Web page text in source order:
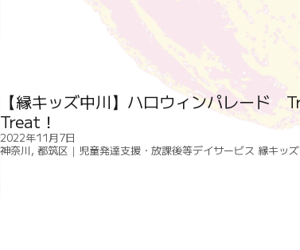
【縁キッズ中川】ハロウィンパレード
Treat！
2022年11月7日
神奈川, 都筑区｜児童発達支援・放課後等デイサービス 縁キッ